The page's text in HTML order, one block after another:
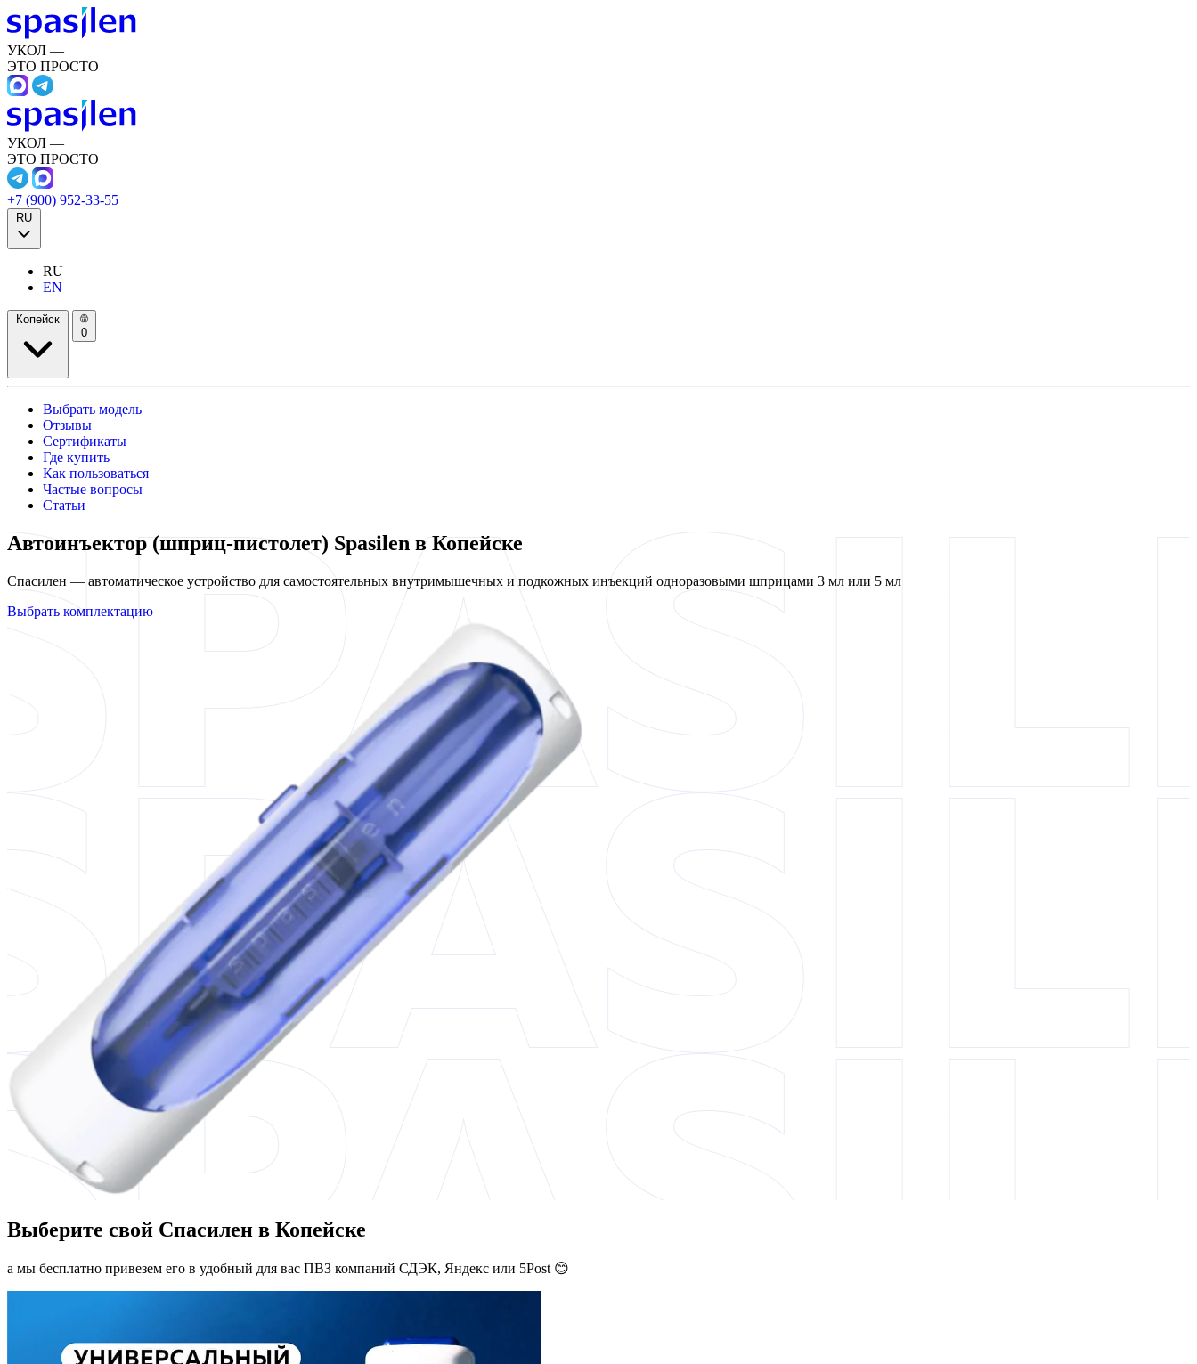
УКОЛ —
ЭТО ПРОСТО
УКОЛ —
ЭТО ПРОСТО
+7 (900) 952-33-55
RU
RU
EN
Копейск
0
Выбрать модель
Отзывы
Сертификаты
Где купить
Как пользоваться
Частые вопросы
Статьи
Автоинъектор (шприц-пистолет) Spasilen в Копейске
Спасилен — автоматическое устройство для самостоятельных внутримышечных и подкожных инъекций одноразовыми шприцами 3 мл или 5 мл
Выбрать комплектацию
Выберите свой Спасилен в Копейске
а мы бесплатно привезем его в удобный для вас ПВЗ компаний СДЭК, Яндекс или 5Post 😊